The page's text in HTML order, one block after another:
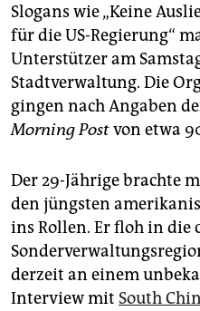
genossenschaft
epaper login
Slogans wie „Keine
für die US-Regierung“
Unterstützer am
Stadtverwaltung. Die
gingen nach Angaben
Morning Postvon etwa
Der 29-Jährige brachte
den jüngsten
ins Rollen. Er floh in die
derzeit an einem
Interview mit South